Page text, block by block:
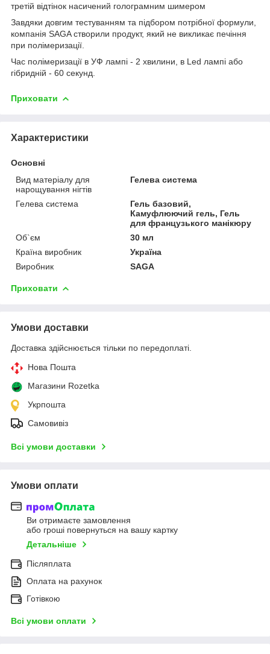
третій відтінок насичений голограмним шимером
Завдяки довгим тестуванням та підбором потрібної формули,
компанія SAGA створили продукт, який не викликає печіння
при полімеризації.
Час полімеризації в УФ лампі - 2 хвилини, в Led лампі або
гібридній - 60 секунд.
Приховати
Характеристики
Основні
Вид матеріалу для
нарощування нігтів
Гелева система
Гелева система
Гель базовий,
Камуфлюючий гель, Гель
для французького манікюру
Об`єм
30 мл
Країна виробник
Україна
Виробник
SAGA
Приховати
Умови доставки
Доставка здійснюється тільки по передоплаті.
Нова Пошта
Магазини Rozetka
Укрпошта
Самовивіз
Всі умови доставки
Умови оплати
Ви отримаєте замовлення
або гроші повернуться на вашу картку
Детальніше
Післяплата
Оплата на рахунок
Готівкою
Всі умови оплати